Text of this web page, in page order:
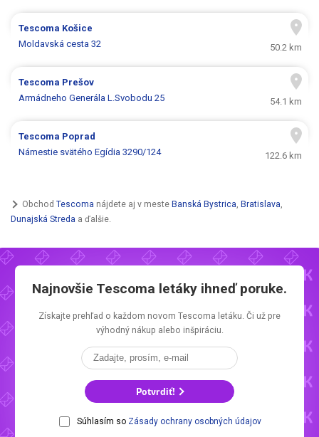
Tescoma Košice
Moldavská cesta 32
50.2 km
Tescoma Prešov
Armádneho Generála L.Svobodu 25
54.1 km
Tescoma Poprad
Námestie svätého Egídia 3290/124
122.6 km
Obchod Tescoma nájdete aj v meste Banská Bystrica, Bratislava,
Dunajská Streda a ďalšie.
Najnovšie Tescoma letáky ihneď poruke.
Získajte prehľad o každom novom Tescoma letáku. Či už pre
výhodný nákup alebo inšpiráciu.
Potvrdiť!
Súhlasím so Zásady ochrany osobných údajov